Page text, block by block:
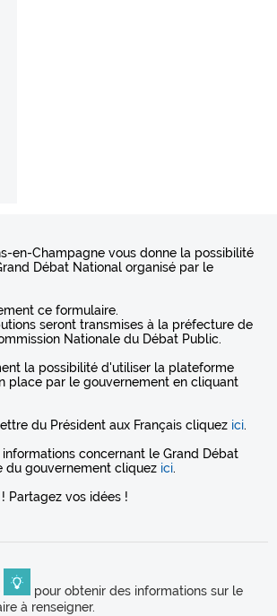
en-Champagne vous donne la possibilité
Débat National organisé par le
ce formulaire.
seront transmises à la préfecture de
Nationale du Débat Public.
la possibilité d'utiliser la plateforme
place par le gouvernement en cliquant
du Président aux Français cliquez ici.
concernant le Grand Débat
du gouvernement cliquez ici.
Partagez vos idées !
pour obtenir des informations sur le
à renseigner.